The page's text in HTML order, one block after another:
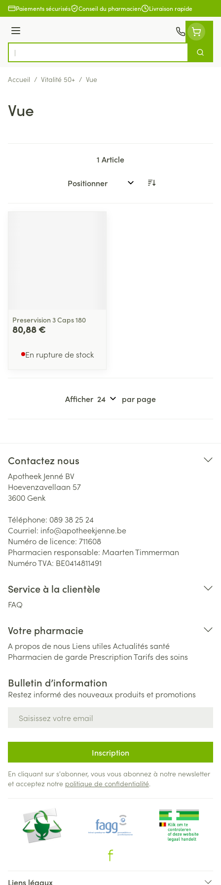
Aller au contenu
Paiements sécurisés Conseil du pharmacien Livraison rapide
Menu
Rechercher
Accueil / Vitalité 50+ / Vue
Vue
1 Article
Trier par:
Preservision 3 Caps 180
80,88 €
En rupture de stock
Afficher par page
Contactez nous
Apotheek Jenné BV
Hoevenzavellaan 57
3600 Genk
Téléphone: 089 38 25 24
Courriel: info@apotheekjenne.be
Numéro de licence: 711608
Pharmacien responsable: Maarten Timmerman
Numéro TVA: BE0414811491
Service à la clientèle
FAQ
Votre pharmacie
A propos de nous Liens utiles Actualités santé
Pharmacien de garde PrescriptionTarifs des soins
Bulletin d’information
Restez informé des nouveaux produits et promotions
Inscription
En cliquant sur s'abonner, vous vous abonnez à notre newsletter
et acceptez notre politique de confidentialité.
Liens légaux